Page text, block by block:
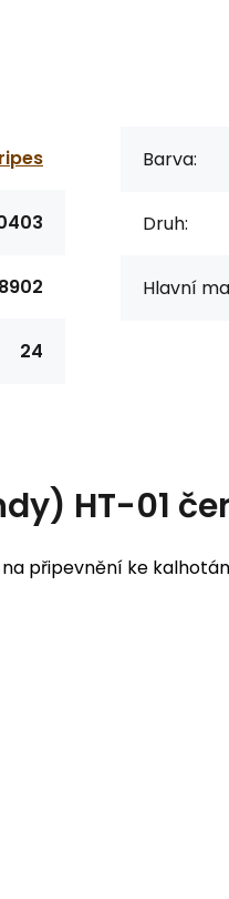
24
Barva:
Druh:
Hlavní
HT-01
na připevnění ke